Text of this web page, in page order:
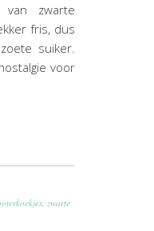
zwarte
fris, dus
suiker.
voor
, zwarte